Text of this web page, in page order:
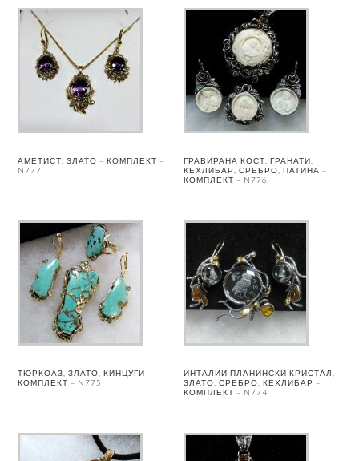
АМЕТИСТ, ЗЛАТО – КОМПЛЕКТ –
N777
ГРАВИРАНА КОСТ, ГРАНАТИ,
КЕХЛИБАР, СРЕБРО, ПАТИНА –
КОМПЛЕКТ – N776
ТЮРКОАЗ, ЗЛАТО, КИНЦУГИ –
КОМПЛЕКТ – N775
ИНТАЛИИ ПЛАНИНСКИ КРИСТАЛ,
ЗЛАТО, СРЕБРО, КЕХЛИБАР –
КОМПЛЕКТ – N774